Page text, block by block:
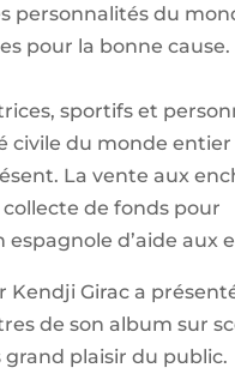
personnalités du
pour la bonne cause.
sportifs et
civile du monde
La vente aux
de fonds pour
espagnole d’aide aux
Kendji Girac a
de son album sur
grand plaisir du public.